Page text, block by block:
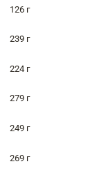
126 г
239 г
224 г
279 г
249 г
269 г